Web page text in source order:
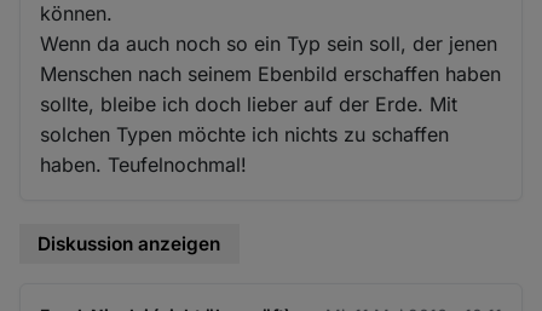
können.
Wenn da auch noch so ein Typ sein soll, der jenen
Menschen nach seinem Ebenbild erschaffen haben
sollte, bleibe ich doch lieber auf der Erde. Mit
solchen Typen möchte ich nichts zu schaffen
haben. Teufelnochmal!
Diskussion anzeigen